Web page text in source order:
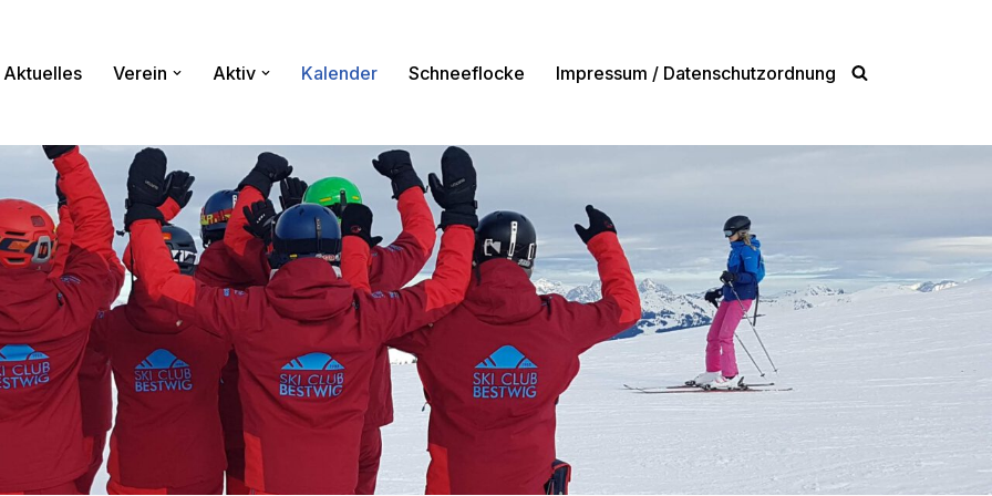
Aktuelles Verein Aktiv Kalender Schneeflocke Impressum / Datenschutzordnung